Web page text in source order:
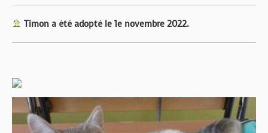
Timon a été adopté le 1e novembre 2022.